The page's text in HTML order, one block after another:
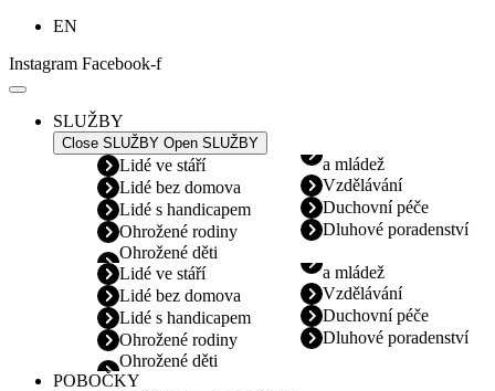
EN
Instagram Facebook-f
SLUŽBY
Close SLUŽBY Open SLUŽBY
Lidé ve stáří
Lidé bez domova
Lidé s handicapem
Ohrožené rodiny
Ohrožené děti
a mládež
Vzdělávání
Duchovní péče
Dluhové poradenství
Lidé ve stáří
Lidé bez domova
Lidé s handicapem
Ohrožené rodiny
Ohrožené děti
a mládež
Vzdělávání
Duchovní péče
Dluhové poradenství
POBOČKY